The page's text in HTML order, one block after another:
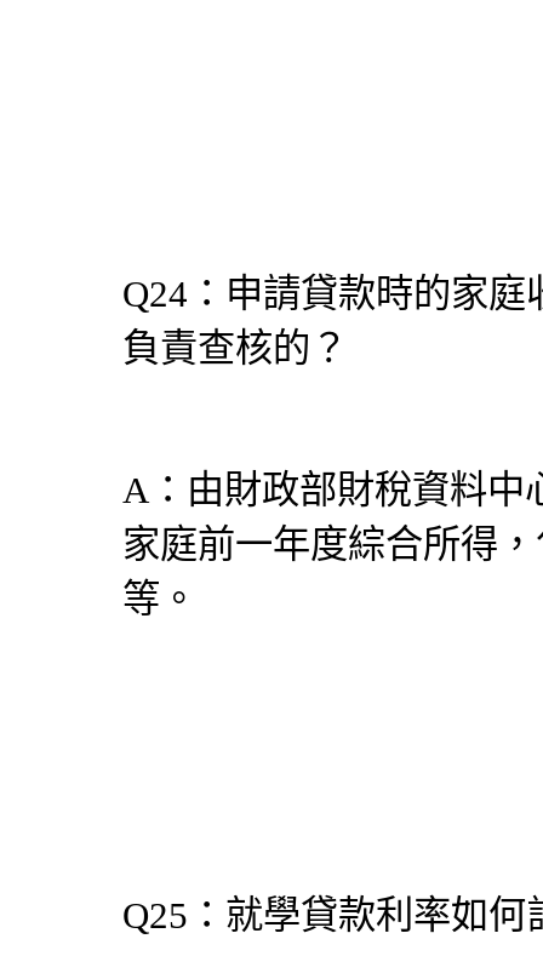
Q24：申請貸款時的家
負責查核的？
A：由財政部財稅資料中
家庭前一年度綜合所得
等。
Q25：就學貸款利率如何